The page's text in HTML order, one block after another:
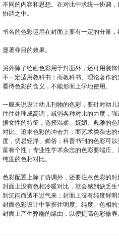
不同的内容和思想。在对比中求统一协调
协调之中。
书名的色彩运用在封面上要有一定的分量
显著夺目的效果。
另外除了绘画色彩用于封面外，还可用装
不一定适用教科书；而教科书、理论著作
看待色彩的含义，不能形而上学地使用。
一般来说设计幼儿刊物的色彩，要针对幼
往往处理成高调，减弱各种对比的力度，
据女性的特征，选择温柔、妩媚、典雅的
对比、追求色彩的冲击力；而艺术类杂志
度，切忌轻浮、媚俗；科普书刊的色彩可
富有个性；专业性学术杂志的色彩要端庄
纯度的色相对比。
色彩配置上除了协调外，还要注意色彩的
封面上没有色相冷暖对比，就会感到缺乏
到沉闷而透不过气来；封面上没有纯度鲜
封面色彩设计中掌握住明度、纯度、色相
封面上产生弊端的缘由，以便提高色彩修养